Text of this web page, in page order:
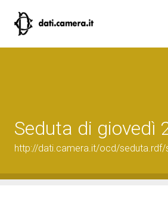
Seduta di giovedì
http://dati.camera.it/ocd/seduta.rdf/